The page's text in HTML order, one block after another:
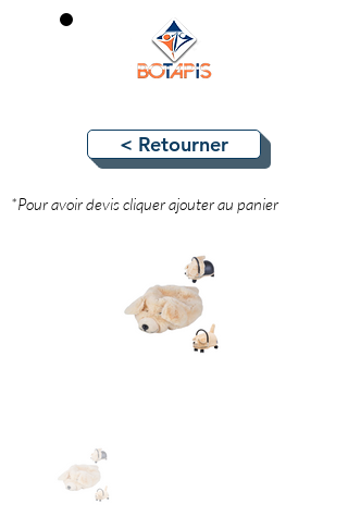
< Retourner
*Pour avoir devis cliquer ajouter au panier